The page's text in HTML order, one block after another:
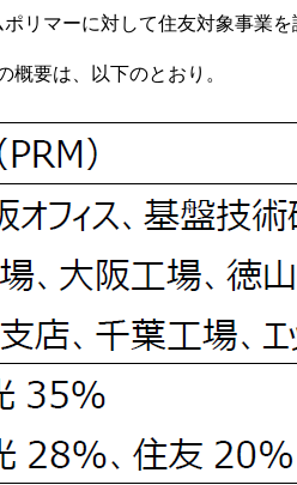
リマーに対して住友対象事業
要は、以下のとおり。